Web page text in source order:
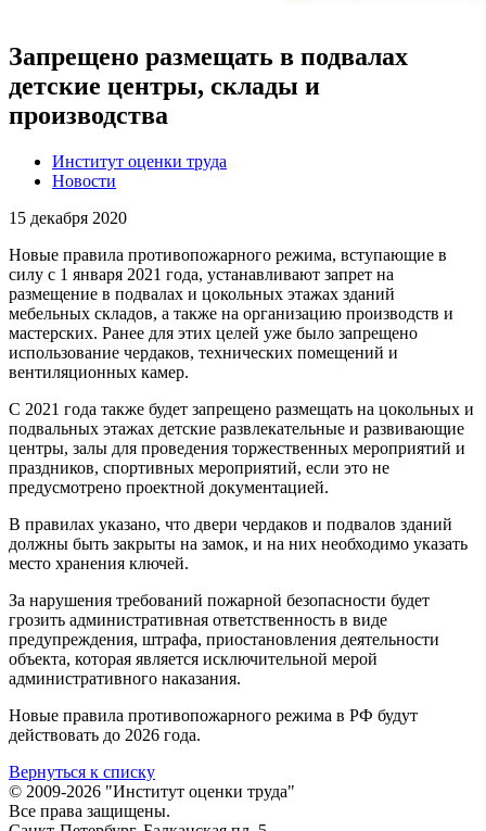
Запрещено размещать в подвалах
детские центры, склады и
производства
Институт оценки труда
Новости
15 декабря 2020
Новые правила противопожарного режима, вступающие в
силу с 1 января 2021 года, устанавливают запрет на
размещение в подвалах и цокольных этажах зданий
мебельных складов, а также на организацию производств и
мастерских. Ранее для этих целей уже было запрещено
использование чердаков, технических помещений и
вентиляционных камер.
С 2021 года также будет запрещено размещать на цокольных и
подвальных этажах детские развлекательные и развивающие
центры, залы для проведения торжественных мероприятий и
праздников, спортивных мероприятий, если это не
предусмотрено проектной документацией.
В правилах указано, что двери чердаков и подвалов зданий
должны быть закрыты на замок, и на них необходимо указать
место хранения ключей.
За нарушения требований пожарной безопасности будет
грозить административная ответственность в виде
предупреждения, штрафа, приостановления деятельности
объекта, которая является исключительной мерой
административного наказания.
Новые правила противопожарного режима в РФ будут
действовать до 2026 года.
Вернуться к списку
© 2009-2026 "Институт оценки труда"
Все права защищены.